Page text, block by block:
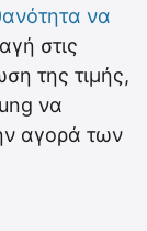
να
στις
της τιμής,
να
αγορά των